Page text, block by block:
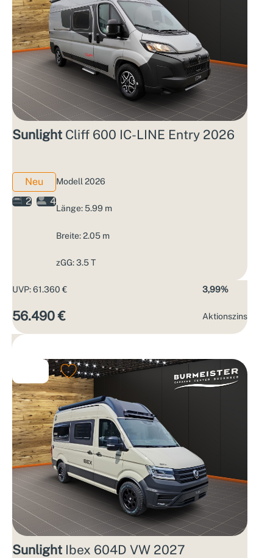
Sunlight Cliff 600 IC-LINE Entry 2026
Neu
2
4
Modell 2026
Länge: 5.99 m
Breite: 2.05 m
zGG: 3.5 T
UVP: 61.360 €
56.490 €
3,99%
Aktions­zins
Sunlight Ibex 604D VW 2027